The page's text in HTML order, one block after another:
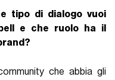
tipo di dialogo vuoi
e che ruolo ha il
che abbia gli